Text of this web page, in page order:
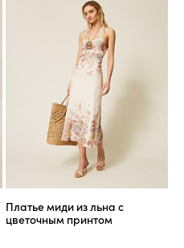
Платье миди из льна с
цветочным принтом